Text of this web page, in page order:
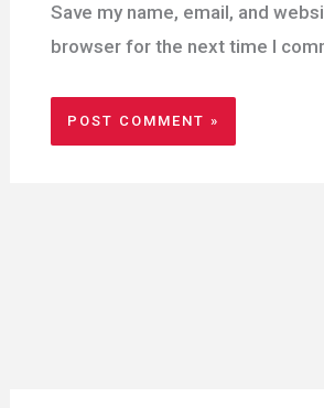
Save my name, email, and
browser for the next time I